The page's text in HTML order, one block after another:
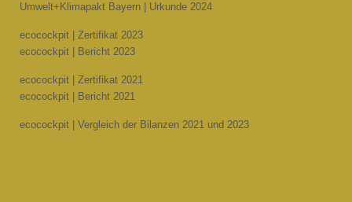
Umwelt+Klimapakt Bayern | Urkunde 2024
ecocockpit | Zertifikat 2023
ecocockpit | Bericht 2023
ecocockpit | Zertifikat 2021
ecocockpit | Bericht 2021
ecocockpit | Vergleich der Bilanzen 2021 und 2023